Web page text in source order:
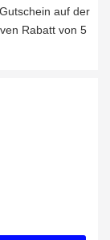
auf der
Rabatt von 5